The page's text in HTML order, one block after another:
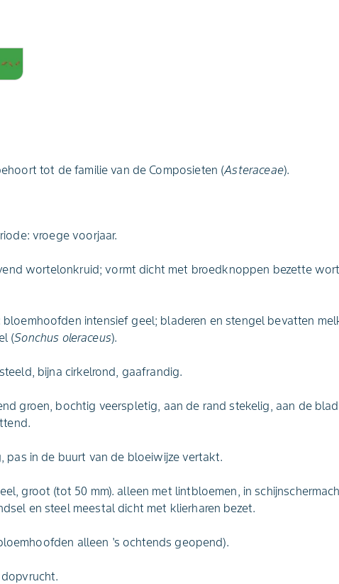
tot de familie van de Composieten (Asteraceae).
vroege voorjaar.
wortelonkruid; vormt dicht met broedknoppen bezette
bloemhoofden intensief geel; bladeren en stengel bevatten
(Sonchus oleraceus).
bijna cirkelrond, gaafrandig.
groen, bochtig veerspletig, aan de rand stekelig, aan de
pas in de buurt van de bloeiwijze vertakt.
groot (tot 50 mm). alleen met lintbloemen, in
en steel meestal dicht met klierharen bezet.
alleen 's ochtends geopend).